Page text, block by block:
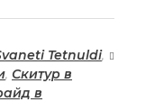
Tetnuldi,
, Скитур в
в